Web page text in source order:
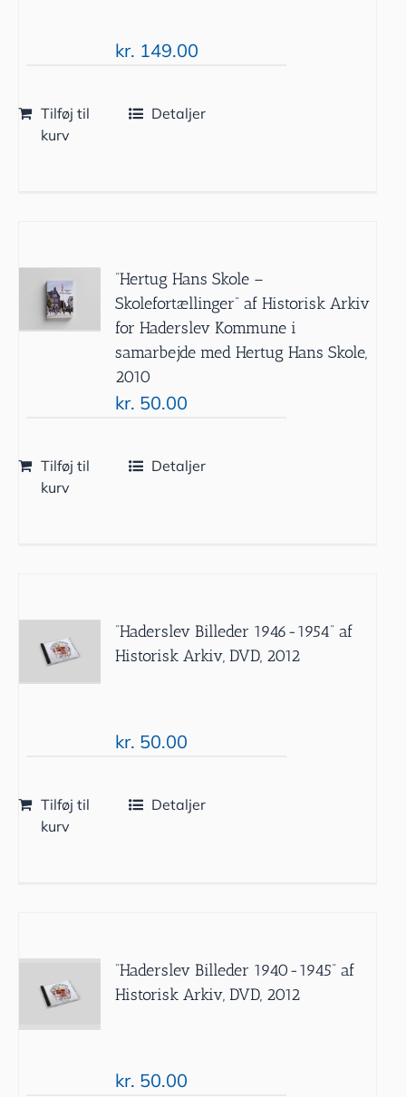
kr. 149.00
Tilføj til
kurv
Detaljer
”Hertug Hans Skole –
Skolefortællinger” af Historisk Arkiv
for Haderslev Kommune i
samarbejde med Hertug Hans Skole,
2010
kr. 50.00
Tilføj til
kurv
Detaljer
”Haderslev Billeder 1946-1954” af
Historisk Arkiv, DVD, 2012
kr. 50.00
Tilføj til
kurv
Detaljer
”Haderslev Billeder 1940-1945” af
Historisk Arkiv, DVD, 2012
kr. 50.00